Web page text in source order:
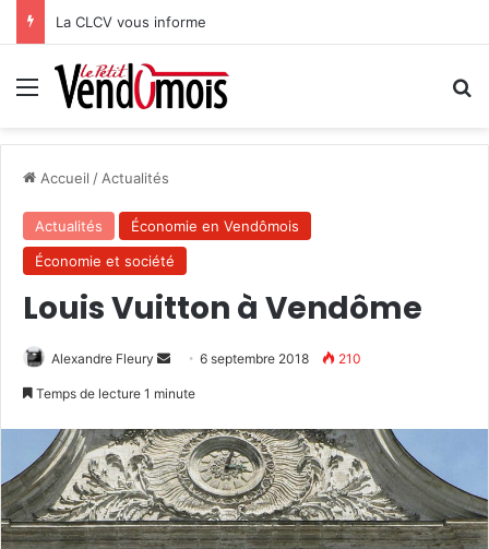
La CLCV vous informe
Menu
Accueil / Actualités
Actualités
Économie en Vendômois
Économie et société
Louis Vuitton à Vendôme
Alexandre Fleury
o
y
e
r
u
6 septembre 2018 210
Temps de lecture 1 minute